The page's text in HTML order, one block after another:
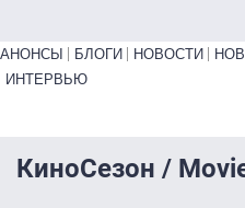
Primary links bottom
АНОНСЫ БЛОГИ НОВОСТИ
ИНТЕРВЬЮ
КиноСезон /